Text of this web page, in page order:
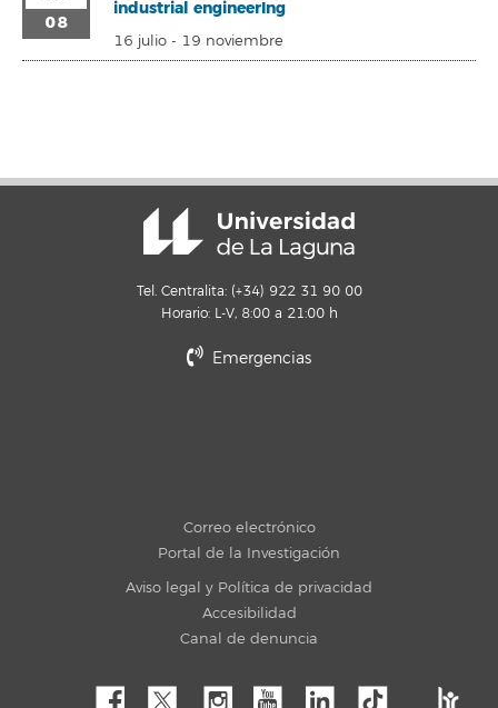
08
industrial engineerIng
16 julio- 19 noviembre
Tel. Centralita: (+34) 922 31 90 00
Horario: L-V, 8:00 a 21:00 h
Emergencias
Correo electrónico
Portal de la Investigación
Aviso legal y Política de privacidad
Accesibilidad
Canal de denuncia